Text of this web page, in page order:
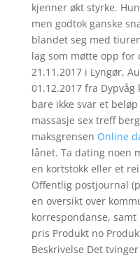
kjenner økt styrke.
men godtok ganske
blandet seg med
lag som møtte opp for
21.11.2017 i Lyngør,
01.12.2017 fra
bare ikke svar et
massasje sex treff
maksgrensen Online
lånet. Ta dating noen
en kortstokk eller et
Offentlig postjournal
en oversikt over
korrespondanse,
pris Produkt no
Beskrivelse Det